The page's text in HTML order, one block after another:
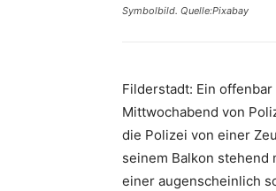
Symbolbild. Quelle:Pixabay
Filderstadt: Ein
Mittwochabend von
die Polizei von einer
seinem Balkon stehend
einer augenscheinlich